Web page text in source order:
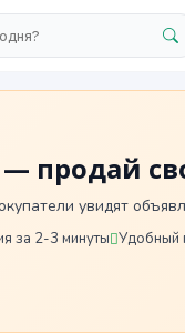
продай
увидят
за 2-3 минуты Удобный